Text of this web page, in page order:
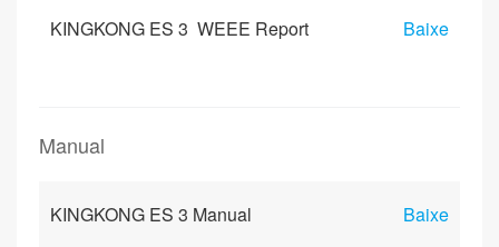
KINGKONG ES 3 WEEE Report Baixe
Manual
KINGKONG ES 3 Manual Baixe